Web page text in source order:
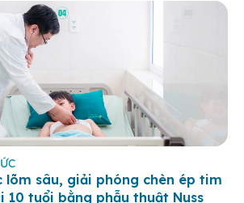
lõm sâu, giải phóng chèn ép tim
10 tuổi bằng phẫu thuật Nuss